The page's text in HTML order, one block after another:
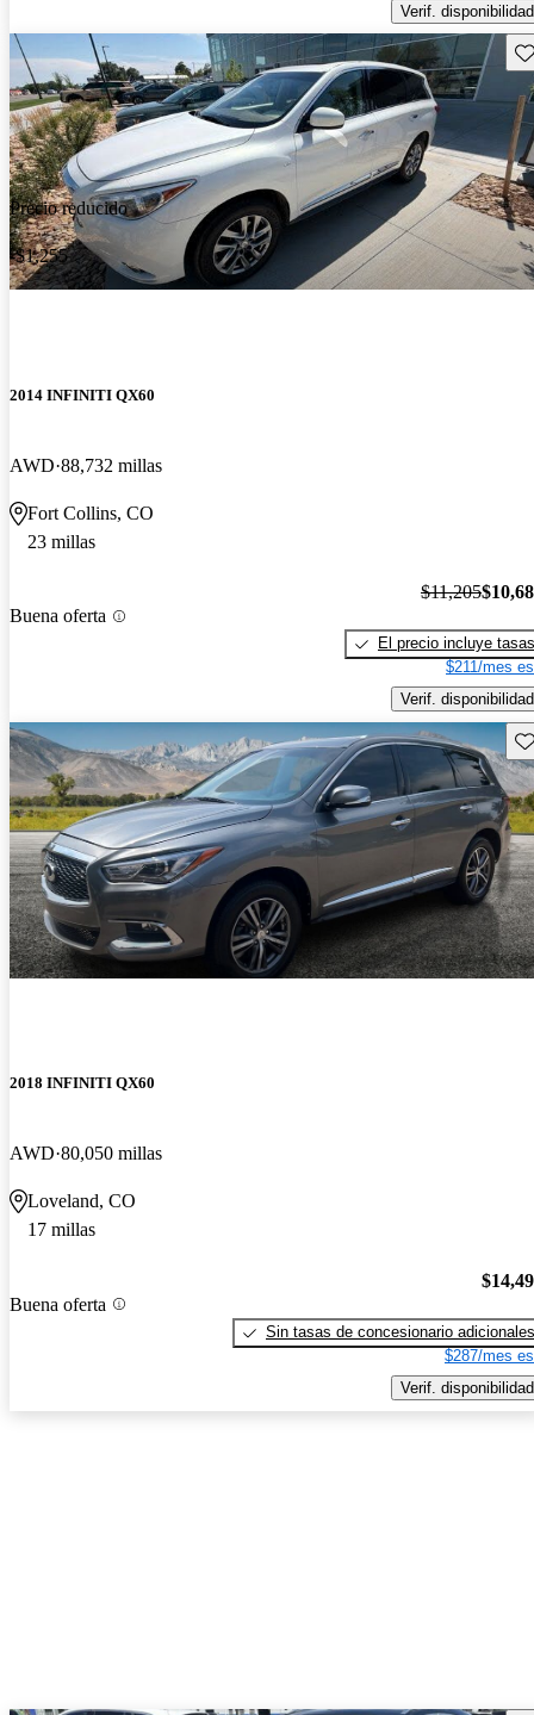
Verif. disponibilidad
Precio reducido
-$1,255
2014 INFINITI QX60
AWD 88,732 millas
Fort Collins, CO
23 millas
Buena oferta
$11,205
El precio incluye tasas
$211/mes
Verif. disponibilidad
2018 INFINITI QX60
AWD 80,050 millas
Loveland, CO
17 millas
Buena oferta
Sin tasas de concesionario adicionales
$287/mes
Verif. disponibilidad